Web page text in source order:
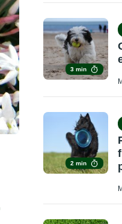
3 min
2 min